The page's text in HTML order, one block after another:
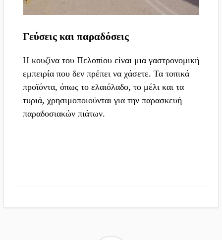
Γεύσεις και παραδόσεις
Η κουζίνα του Πελοπίου είναι μια γαστρονομική
εμπειρία που δεν πρέπει να χάσετε. Τα τοπικά
προϊόντα, όπως το ελαιόλαδο, το μέλι και τα
τυριά, χρησιμοποιούνται για την παρασκευή
παραδοσιακών πιάτων.